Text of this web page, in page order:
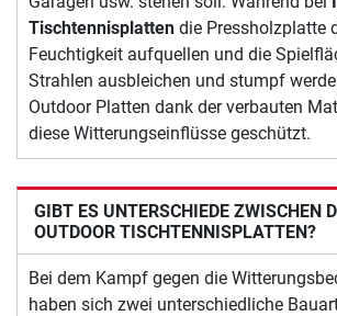
Tischtennisplatten die Pressholzplatte
Feuchtigkeit aufquellen und die
Strahlen ausbleichen und stumpf
Outdoor Platten dank der verbauten
diese Witterungseinflüsse geschützt.
GIBT ES UNTERSCHIEDE ZWISCHEN
OUTDOOR TISCHTENNISPLATTEN?
Bei dem Kampf gegen die
haben sich zwei unterschiedliche